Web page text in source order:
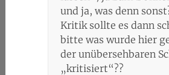
und ja, was denn
Kritik sollte es dann
bitte was wurde hier
der unübersehbaren
„kritisiert“??